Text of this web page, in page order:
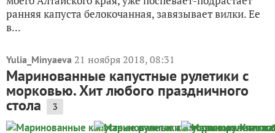
ранняя капуста белокочанная, завязывает вилки. Ее
в...
Yulia_Minyaeva 21 ноября 2018, 08:31
Маринованные капустные рулетики с
морковью. Хит любого праздничного
стола 3